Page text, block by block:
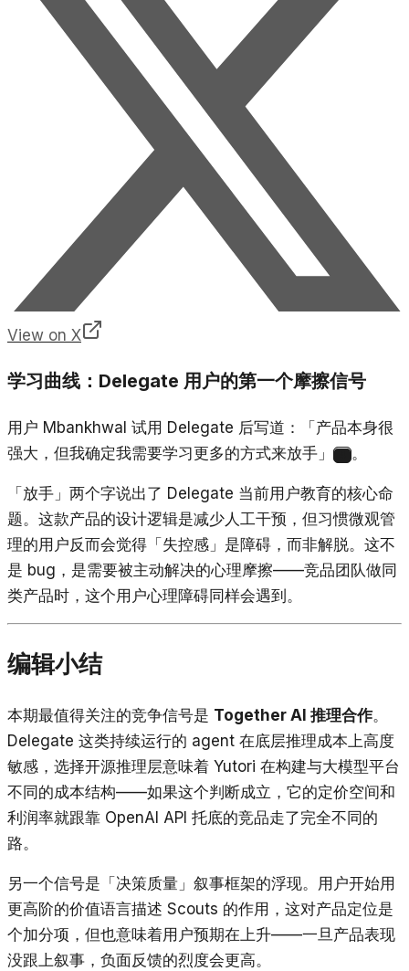
View on X
学习曲线：Delegate 用户的第一个摩擦信号
用户 Mbankhwal 试用 Delegate 后写道：「产品本身很
强大，但我确定我需要学习更多的方式来放手」
。
「放手」两个字说出了 Delegate 当前用户教育的核心命
题。这款产品的设计逻辑是减少人工干预，但习惯微观管
理的用户反而会觉得「失控感」是障碍，而非解脱。这不
是 bug，是需要被主动解决的心理摩擦——竞品团队做同
类产品时，这个用户心理障碍同样会遇到。
编辑小结
本期最值得关注的竞争信号是 Together AI 推理合作。
Delegate 这类持续运行的 agent 在底层推理成本上高度
敏感，选择开源推理层意味着 Yutori 在构建与大模型平台
不同的成本结构——如果这个判断成立，它的定价空间和
利润率就跟靠 OpenAI API 托底的竞品走了完全不同的
路。
另一个信号是「决策质量」叙事框架的浮现。用户开始用
更高阶的价值语言描述 Scouts 的作用，这对产品定位是
个加分项，但也意味着用户预期在上升——一旦产品表现
没跟上叙事，负面反馈的烈度会更高。